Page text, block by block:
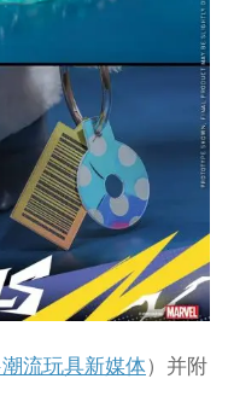
流玩具新媒体）并附